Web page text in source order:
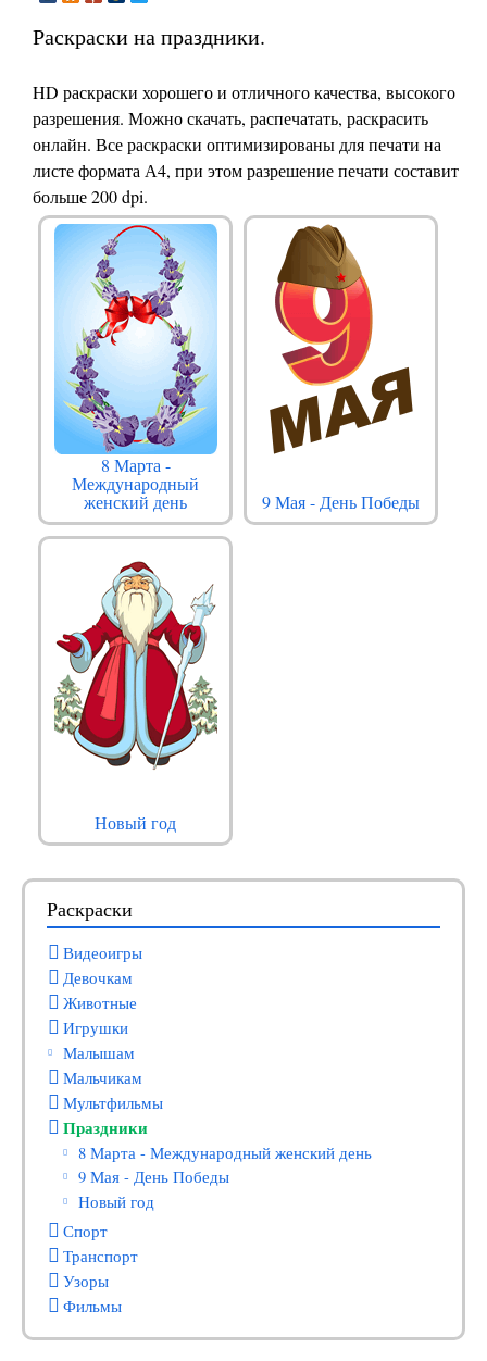
Раскраски
Видеоигры
Девочкам
Животные
Игрушки
Малышам
Мальчикам
Мультфильмы
Праздники
8 Марта - Международный женский день
9 Мая - День Победы
Новый год
Спорт
Транспорт
Узоры
Фильмы
Раскраски на праздники.
HD раскраски хорошего и отличного качества, высокого
разрешения. Можно скачать, распечатать, раскрасить
онлайн. Все раскраски оптимизированы для печати на
листе формата А4, при этом разрешение печати составит
больше 200 dpi.
8 Марта -
Международный
женский день
9 Мая - День Победы
Новый год